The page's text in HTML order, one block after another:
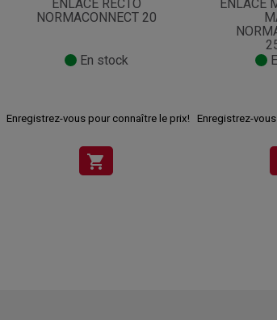
ENLACE RECTO
NORMACONNECT 20
En stock
Enregistrez-vous pour connaître le prix!
shopping_cart
ENLACE
Enregistrez-